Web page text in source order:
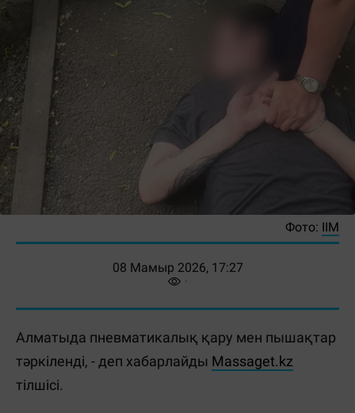
Фото: ІІМ
08 Мамыр 2026, 17:27
Алматыда пневматикалық қару мен пышақтар
тәркіленді, - деп хабарлайды Massaget.kz
тілшісі.